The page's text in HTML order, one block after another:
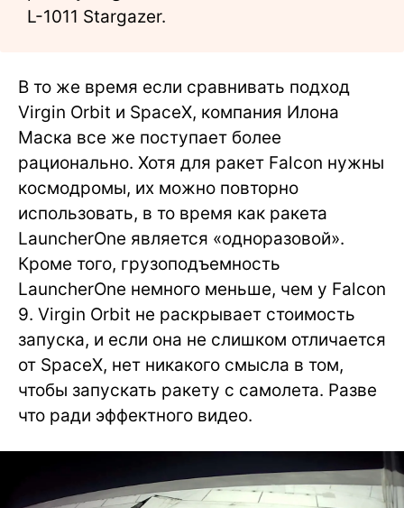
L-1011 Stargazer.
В то же время если сравнивать подход
Virgin Orbit и SpaceX, компания Илона
Маска все же поступает более
рационально. Хотя для ракет Falcon нужны
космодромы, их можно повторно
использовать, в то время как ракета
LauncherOne является «одноразовой».
Кроме того, грузоподъемность
LauncherOne немного меньше, чем у Falcon
9. Virgin Orbit не раскрывает стоимость
запуска, и если она не слишком отличается
от SpaceX, нет никакого смысла в том,
чтобы запускать ракету с самолета. Разве
что ради эффектного видео.